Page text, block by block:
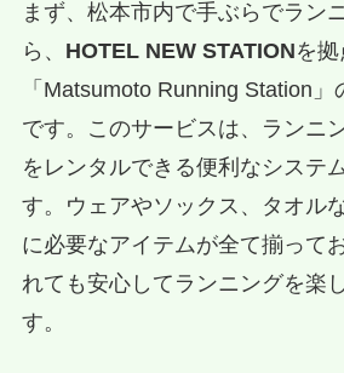
まず、松本市内で手ぶらでラン
ら、 HOTEL NEW STATIONを
「Matsumoto Running Station
です。このサービスは、ランニ
をレンタルできる便利なシステ
す。ウェアやソックス、タオル
に必要なアイテムが全て揃って
れても安心してランニングを楽
す。